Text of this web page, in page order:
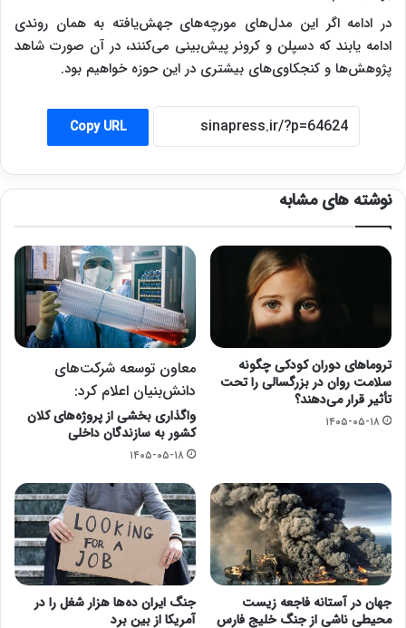
در ادامه اگر این مدل‌های مورچه‌های جهش‌یافته به همان روندی
ادامه یابند که دسپلن و کرونر پیش‌بینی می‌کنند، در آن صورت شاهد
پژوهش‌ها و کنجکاوی‌های بیشتری در این حوزه خواهیم بود.
Copy URL
نوشته های مشابه
تروماهای دوران کودکی چگونه
سلامت روان در بزرگسالی را تحت
تأثیر قرار می‌دهند؟
۱۴۰۵-۰۵-۱۸
معاون توسعه شرکت‌های
دانش‌بنیان اعلام کرد:
واگذاری بخشی از پروژه‌های کلان
کشور به سازندگان داخلی
۱۴۰۵-۰۵-۱۸
جهان در آستانه فاجعه زیست
محیطی ناشی از جنگ خلیج فارس
جنگ ایران ده‌ها هزار شغل را در
آمریکا از بین برد